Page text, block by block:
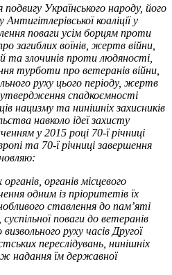
Українського народу, його
коаліції у
поваги усім борцям проти
загиблих воїнів, жертв війни,
та злочинів проти людяності,
турботи про ветеранів війни,
руху цього періоду, жертв
утвердження спадкоємності
нацизму та нинішніх захисників
навколо ідеї захисту
у 2015 році 70-ї річниці
та 70-ї річниці завершення
органів місцевого
одним із пріоритетів їх
ставлення до пам’яті
поваги до ветеранів
визвольного руху часів Другої
переслідувань, нинішніх
надання їм державної